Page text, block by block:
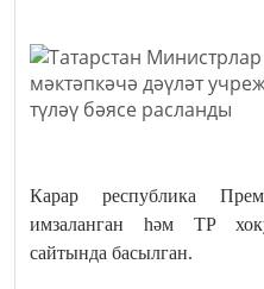
Карар республика
имзаланган һәм ТР
сайтында басылган.